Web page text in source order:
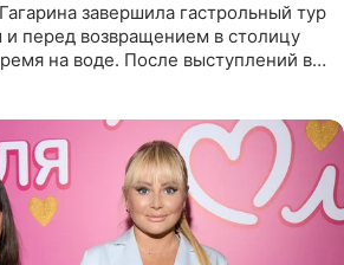
завершила гастрольный тур
перед возвращением в столицу
на воде. После выступлений в